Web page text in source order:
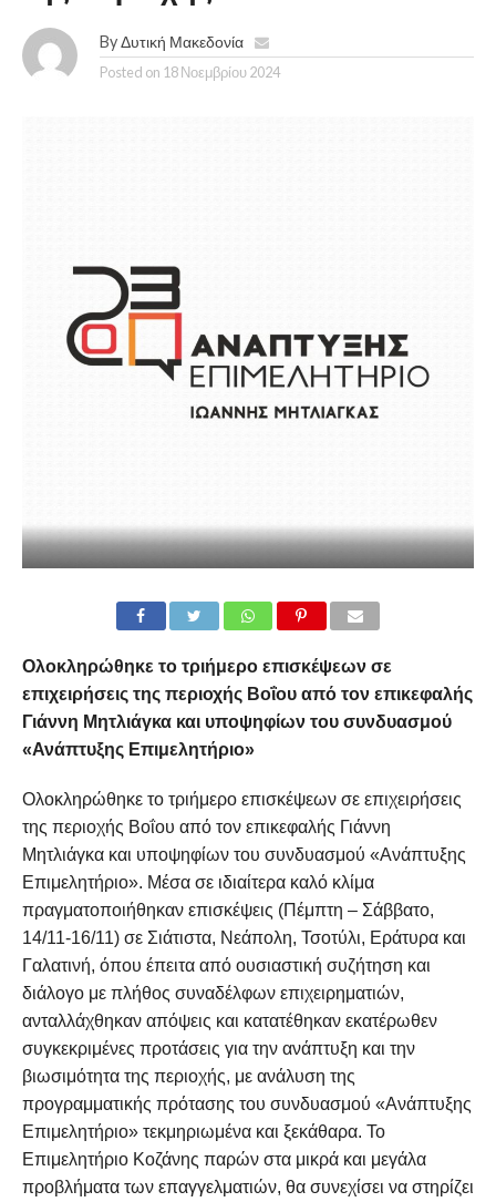
By Δυτική Μακεδονία
Posted on 18 Νοεμβρίου 2024
Ολοκληρώθηκε το τριήμερο επισκέψεων σε
επιχειρήσεις της περιοχής Βοΐου από τον επικεφαλής
Γιάννη Μητλιάγκα και υποψηφίων του συνδυασμού
«Ανάπτυξης Επιμελητήριο»
Ολοκληρώθηκε το τριήμερο επισκέψεων σε επιχειρήσεις
της περιοχής Βοΐου από τον επικεφαλής Γιάννη
Μητλιάγκα και υποψηφίων του συνδυασμού «Ανάπτυξης
Επιμελητήριο». Μέσα σε ιδιαίτερα καλό κλίμα
πραγματοποιήθηκαν επισκέψεις (Πέμπτη – Σάββατο,
14/11-16/11) σε Σιάτιστα, Νεάπολη, Τσοτύλι, Εράτυρα και
Γαλατινή, όπου έπειτα από ουσιαστική συζήτηση και
διάλογο με πλήθος συναδέλφων επιχειρηματιών,
ανταλλάχθηκαν απόψεις και κατατέθηκαν εκατέρωθεν
συγκεκριμένες προτάσεις για την ανάπτυξη και την
βιωσιμότητα της περιοχής, με ανάλυση της
προγραμματικής πρότασης του συνδυασμού «Ανάπτυξης
Επιμελητήριο» τεκμηριωμένα και ξεκάθαρα. Το
Επιμελητήριο Κοζάνης παρών στα μικρά και μεγάλα
προβλήματα των επαγγελματιών, θα συνεχίσει να στηρίζει